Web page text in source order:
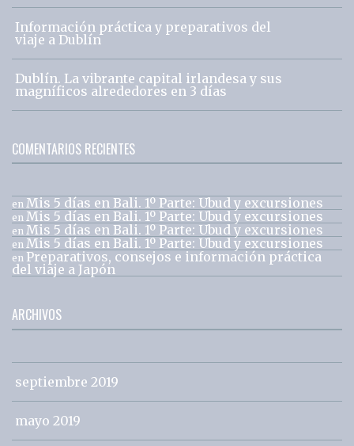
Información práctica y preparativos del
viaje a Dublín
Dublín. La vibrante capital irlandesa y sus
magníficos alrededores en 3 días
COMENTARIOS RECIENTES
en Mis 5 días en Bali. 1º Parte: Ubud y excursiones
en Mis 5 días en Bali. 1º Parte: Ubud y excursiones
en Mis 5 días en Bali. 1º Parte: Ubud y excursiones
en Mis 5 días en Bali. 1º Parte: Ubud y excursiones
en Preparativos, consejos e información práctica
del viaje a Japón
ARCHIVOS
septiembre 2019
mayo 2019